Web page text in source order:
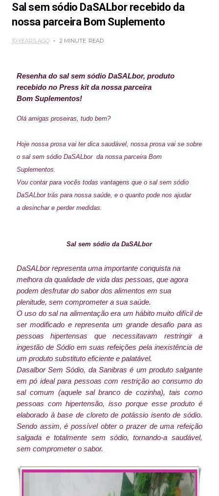
Sal sem sódio DaSALbor recebido da
nossa parceira Bom Suplemento
10 YEARS AGO 2 MINUTE READ
Resenha do sal sem sódio DaSALbor, produto
recebido no Press kit da nossa parceira
Bom Suplementos!
Olá amigas proseiras, tudo bem?
Hoje nossa prosa vai ter dica saudável, nossa prosa vai se sobre
o sal sem sódio DaSALbor da nossa parceira Bom
Suplementos.
Vou contar para vocês todas vantagens que o sal sem sódio
DaSALbor trás para nossa saúde, e o quanto pode nos ajudar
a desinchar e perder medidas.
Sal sem sódio da DaSALbor
DaSALbor representa uma importante conquista na
melhora da qualidade de vida das pessoas, que agora
podem desfrutar do sabor dos alimentos em sua
plenitude, sem comprometer a sua saúde.
O uso do sal na alimentação era um hábito muito difícil de
ser modificado e representa um grande desafio para as
pessoas hipertensas que necessitavam restringir a
ingestão de Sódio em suas refeições pela inexistência de
um produto substituto eficiente e palatável.
Dasalbor Sem Sódio, da Sanibras é um produto salgante
em pó ideal para pessoas com restrição ao consumo do
sal comum (aquele sal branco de cozinha), tais como
pessoas com hipertensão, isso porque esse produto é
elaborado à base de cloreto de potássio isento de sódio.
Sendo assim, é possível obter o prazer de uma refeição
salgada e totalmente sem sódio, tornando-a saudável,
sem comprometer o sabor.